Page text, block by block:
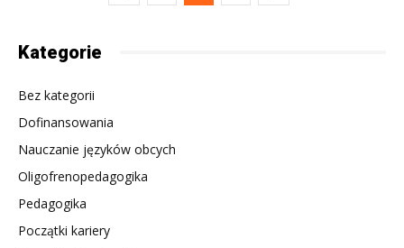
Kategorie
Bez kategorii
Dofinansowania
Nauczanie języków obcych
Oligofrenopedagogika
Pedagogika
Początki kariery